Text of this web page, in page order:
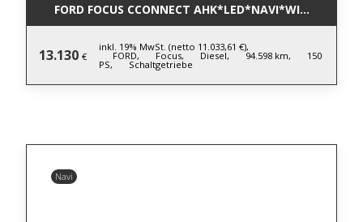
FORD FOCUS CCONNECT
13.130 €
inkl. 19% MwSt. (netto 11.033,61 €),
FORD, Focus, Diesel, 94.598 km, 150
PS, Schaltgetriebe
Navi